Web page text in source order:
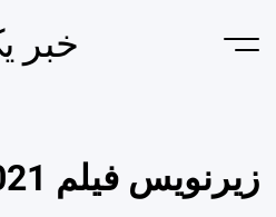
Menu خبر
زیرنویس فیلم The Falls 2021